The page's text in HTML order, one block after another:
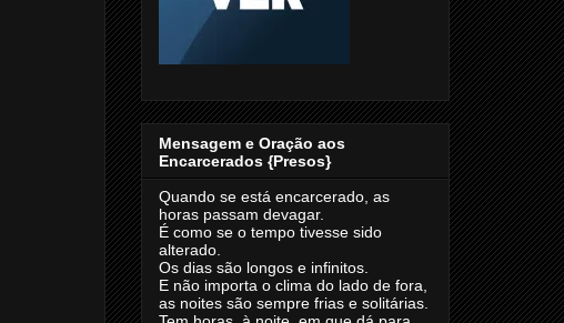
Mensagem e Oração aos
Encarcerados {Presos}
Quando se está encarcerado, as
horas passam devagar.
É como se o tempo tivesse sido
alterado.
Os dias são longos e infinitos.
E não importa o clima do lado de fora,
as noites são sempre frias e solitárias.